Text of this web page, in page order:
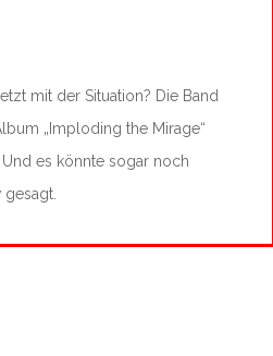
mit der Situation? Die Band
„Imploding the Mirage“
es könnte sogar noch